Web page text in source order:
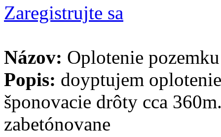
Zaregistrujte sa
Názov: Oplotenie
Popis: doyptujem
šponovacie drôty cca
zabetónovane